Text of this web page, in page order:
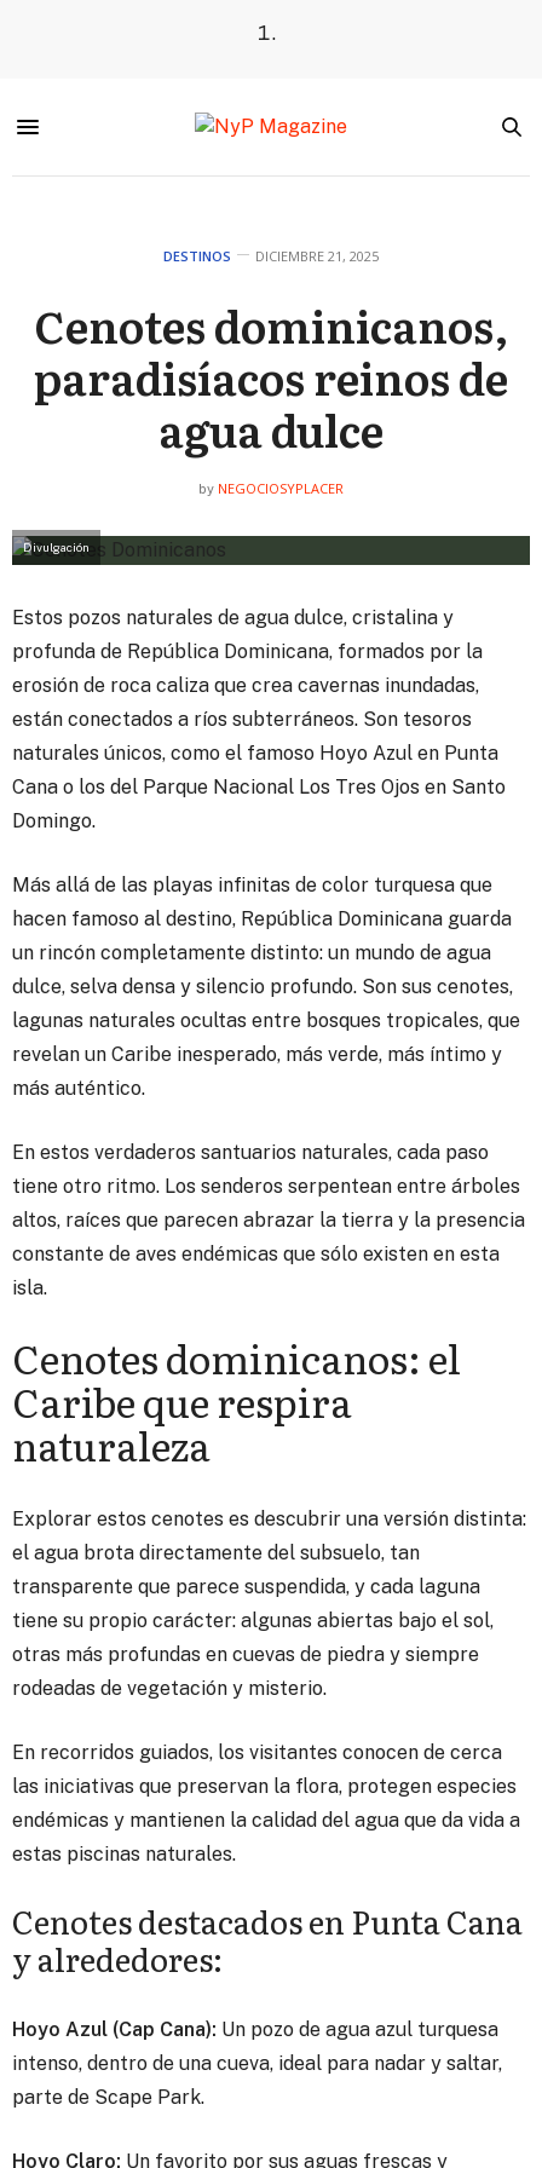
DESTINOS DICIEMBRE 21, 2025
Cenotes dominicanos,
paradisíacos reinos de
agua dulce
by NEGOCIOSYPLACER
Divulgación
Estos pozos naturales de agua dulce, cristalina y
profunda de República Dominicana, formados por la
erosión de roca caliza que crea cavernas inundadas,
están conectados a ríos subterráneos. Son tesoros
naturales únicos, como el famoso Hoyo Azul en Punta
Cana o los del Parque Nacional Los Tres Ojos en Santo
Domingo.
Más allá de las playas infinitas de color turquesa que
hacen famoso al destino, República Dominicana guarda
un rincón completamente distinto: un mundo de agua
dulce, selva densa y silencio profundo. Son sus cenotes,
lagunas naturales ocultas entre bosques tropicales, que
revelan un Caribe inesperado, más verde, más íntimo y
más auténtico.
En estos verdaderos santuarios naturales, cada paso
tiene otro ritmo. Los senderos serpentean entre árboles
altos, raíces que parecen abrazar la tierra y la presencia
constante de aves endémicas que sólo existen en esta
isla.
Cenotes dominicanos: el
Caribe que respira
naturaleza
Explorar estos cenotes es descubrir una versión distinta:
el agua brota directamente del subsuelo, tan
transparente que parece suspendida, y cada laguna
tiene su propio carácter: algunas abiertas bajo el sol,
otras más profundas en cuevas de piedra y siempre
rodeadas de vegetación y misterio.
En recorridos guiados, los visitantes conocen de cerca
las iniciativas que preservan la flora, protegen especies
endémicas y mantienen la calidad del agua que da vida a
estas piscinas naturales.
Cenotes destacados en Punta Cana
y alrededores:
Hoyo Azul (Cap Cana): Un pozo de agua azul turquesa
intenso, dentro de una cueva, ideal para nadar y saltar,
parte de Scape Park.
Hoyo Claro: Un favorito por sus aguas frescas y